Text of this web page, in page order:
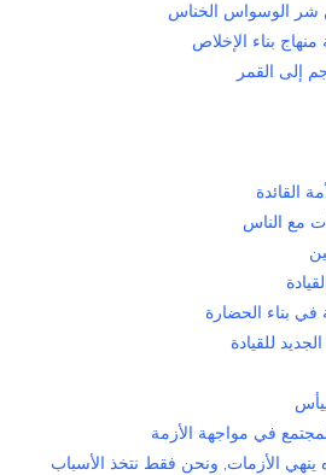
شر الوسواس الخناس
بناء الإخلاص
إلى القمر
القائدة
مع الناس
في بناء الحضارة
للقيادة
في مواجهة الأزمة
الأزمات, ونحن فقط نتخذ الأسباب